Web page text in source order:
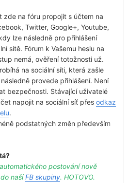
zde na fóru propojit s účtem na
Twitter, Google+, Youtube,
lze následně pro přihlášení
sítě. Fórum k Vašemu heslu na
nemá, ověření totožnosti už.
na sociální síti, která zašle
provede přihlášení. Není
bezpečnosti. Stávající uživatelé
napojit na sociální síť přes odkaz
.
podstatných změn především
postování nově
našíFB skupiny. HOTOVO.